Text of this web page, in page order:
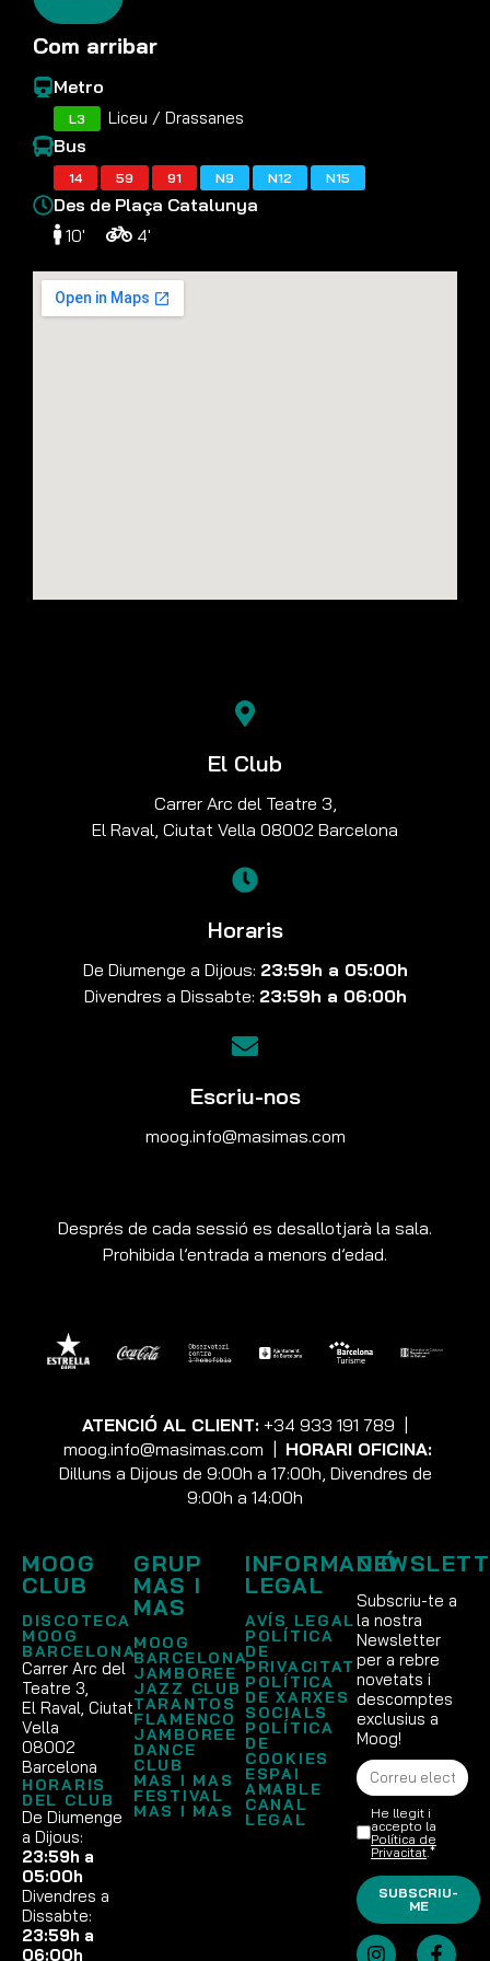
Com arribar
Metro
L3 Liceu / Drassanes
Bus
14 59 91 N9 N12 N15
Des de Plaça Catalunya
10' 4'
El Club
Carrer Arc del Teatre 3,
El Raval, Ciutat Vella 08002 Barcelona
Horaris
De Diumenge a Dijous: 23:59h a 05:00h
Divendres a Dissabte: 23:59h a 06:00h
Escriu-nos
moog.info@masimas.com
Després de cada sessió es desallotjarà la sala.
Prohibida l’entrada a menors d’edad.
ATENCIÓ AL CLIENT: +34 933 191 789 |
moog.info@masimas.com | HORARI OFICINA:
Dilluns a Dijous de 9:00h a 17:00h, Divendres de
9:00h a 14:00h
MOOG
CLUB
DISCOTECA
MOOG
BARCELONA
Carrer Arc del
Teatre 3,
El Raval, Ciutat
Vella
08002
Barcelona
HORARIS
DEL CLUB
De Diumenge
a Dijous:
23:59h a
05:00h
Divendres a
Dissabte:
23:59h a
06:00h
GRUP
MAS I
MAS
MOOG
BARCELONA
JAMBOREE
JAZZ CLUB
TARANTOS
FLAMENCO
JAMBOREE
DANCE
CLUB
MAS I MAS
FESTIVAL
MAS I MAS
INFORMACIÓ
LEGAL
AVÍS LEGAL
POLÍTICA
DE
PRIVACITAT
POLÍTICA
DE XARXES
SOCIALS
POLÍTICA
DE
COOKIES
ESPAI
AMABLE
CANAL
LEGAL
Subscriu-te a
la nostra
Newsletter
per a rebre
novetats i
descomptes
exclusius a
Moog!
He llegit i
accepto la
Política de
Privacitat .*
SUBSCRIU-
ME